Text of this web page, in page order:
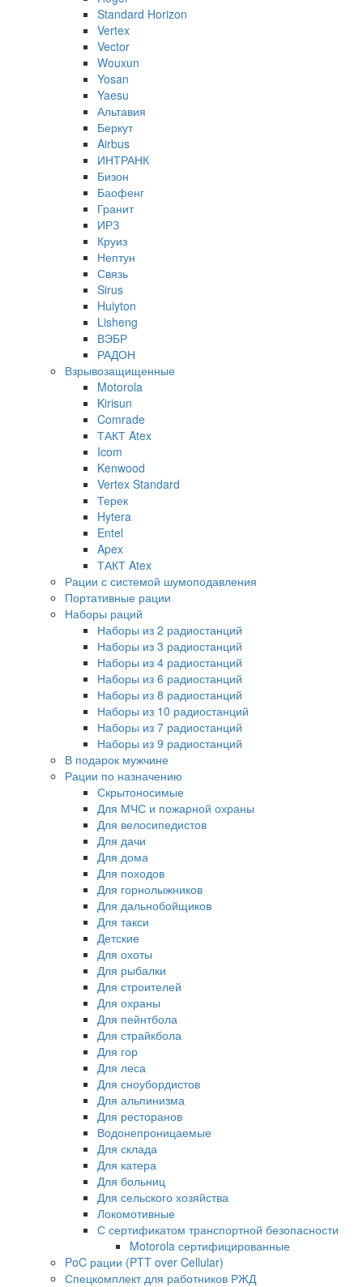
Standard Horizon
Vertex
Vector
Wouxun
Yosan
Yaesu
Альтавия
Беркут
Airbus
ИНТРАНК
Бизон
Баофенг
Гранит
ИРЗ
Круиз
Нептун
Связь
Sirus
Huiyton
Lisheng
ВЭБР
РАДОН
Взрывозащищенные
Motorola
Kirisun
Comrade
ТАКТ Atex
Icom
Kenwood
Vertex Standard
Терек
Hytera
Entel
Apex
ТАКТ Atex
Рации с системой шумоподавления
Портативные рации
Наборы раций
Наборы из 2 радиостанций
Наборы из 3 радиостанций
Наборы из 4 радиостанций
Наборы из 6 радиостанций
Наборы из 8 радиостанций
Наборы из 10 радиостанций
Наборы из 7 радиостанций
Наборы из 9 радиостанций
В подарок мужчине
Рации по назначению
Скрытоносимые
Для МЧС и пожарной охраны
Для велосипедистов
Для дачи
Для дома
Для походов
Для горнолыжников
Для дальнобойщиков
Для такси
Детские
Для охоты
Для рыбалки
Для строителей
Для охраны
Для пейнтбола
Для страйкбола
Для гор
Для леса
Для сноубордистов
Для альпинизма
Для ресторанов
Водонепроницаемые
Для склада
Для катера
Для больниц
Для сельского хозяйства
Локомотивные
С сертификатом транспортной безопасности
Motorola сертифицированные
PoC рации (PTT over Cellular)
Спецкомплект для работников РЖД